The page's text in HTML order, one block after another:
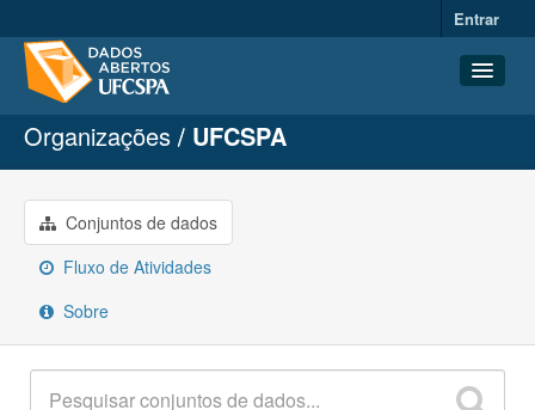
Entrar
Conjuntos de dados
Organizações
Grupos
Sobre
Organizações UFCSPA
Conjuntos de dados
Fluxo de Atividades
Sobre